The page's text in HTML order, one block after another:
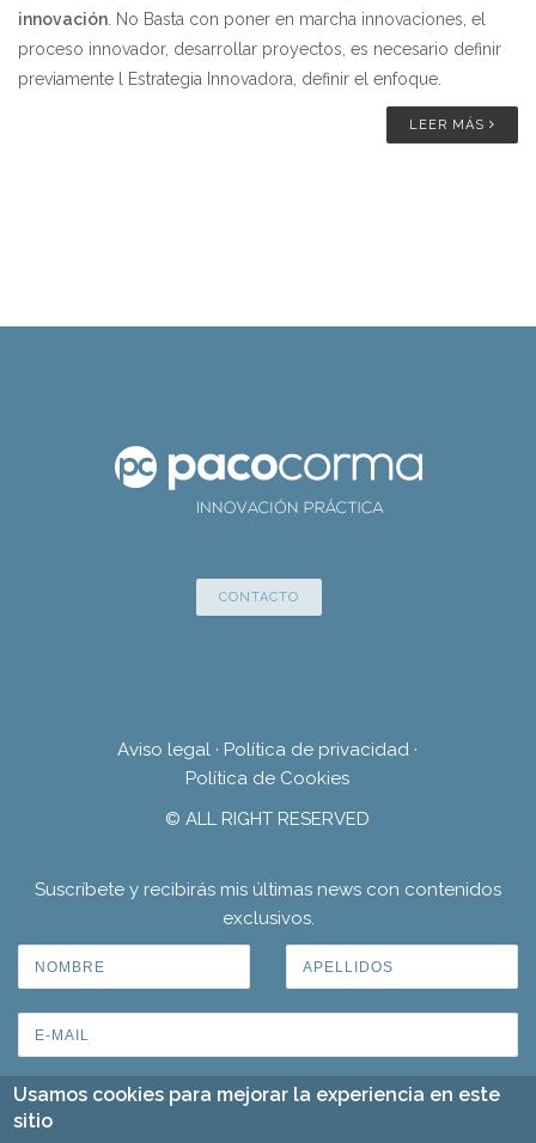
innovación . No Basta con poner en marcha innovaciones, el
proceso innovador, desarrollar proyectos, es necesario definir
previamente l Estrategia Innovadora, definir el enfoque.
LEER MÁS
CONTACTO
Aviso legal · Política de privacidad ·
Política de Cookies
© ALL RIGHT RESERVED
Suscríbete y recibirás mis últimas news con contenidos
exclusivos.
Usamos cookies para mejorar la experiencia en este
sitio